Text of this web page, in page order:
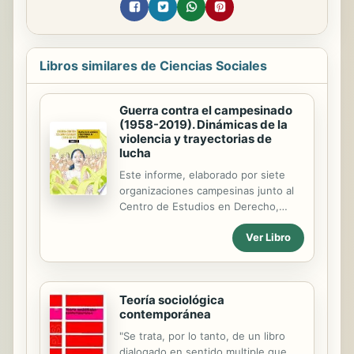
Libros similares de Ciencias Sociales
Guerra contra el campesinado
(1958-2019). Dinámicas de la
violencia y trayectorias de
lucha
Este informe, elaborado por siete
organizaciones campesinas junto al
Centro de Estudios en Derecho,
Justicia y Sociedad -Dejusticia y el
Instituto de Estudios Interculturales
de la Universidad Javeriana de Cali,
y sus efectos en contra del
campesinado, con la tesis central
que el conflicto armado se convirtió
en una guerra contra el
campesinado. Así lo demuestra el
Ver Libro
Teoría sociológica
contemporánea
"Se trata, por lo tanto, de un libro